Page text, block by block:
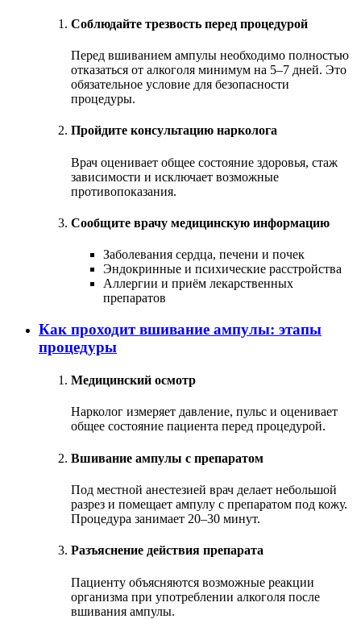
Соблюдайте трезвость перед процедурой
Перед вшиванием ампулы необходимо полностью
отказаться от алкоголя минимум на 5–7 дней. Это
обязательное условие для безопасности
процедуры.
Пройдите консультацию нарколога
Врач оценивает общее состояние здоровья, стаж
зависимости и исключает возможные
противопоказания.
Сообщите врачу медицинскую информацию
Заболевания сердца, печени и почек
Эндокринные и психические расстройства
Аллергии и приём лекарственных
препаратов
Как проходит вшивание ампулы: этапы
процедуры
Медицинский осмотр
Нарколог измеряет давление, пульс и оценивает
общее состояние пациента перед процедурой.
Вшивание ампулы с препаратом
Под местной анестезией врач делает небольшой
разрез и помещает ампулу с препаратом под кожу.
Процедура занимает 20–30 минут.
Разъяснение действия препарата
Пациенту объясняются возможные реакции
организма при употреблении алкоголя после
вшивания ампулы.